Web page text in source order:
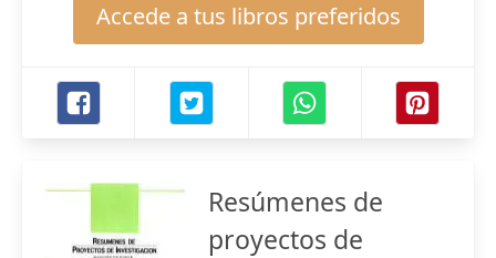
Accede a tus libros preferidos
Resúmenes de
proyectos de